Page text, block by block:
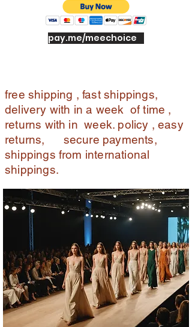
pay.me/meechoice
free shipping , fast shippings,
delivery with in a week of time ,
returns with in week. policy , easy
returns, secure payments,
shippings from international
shippings.